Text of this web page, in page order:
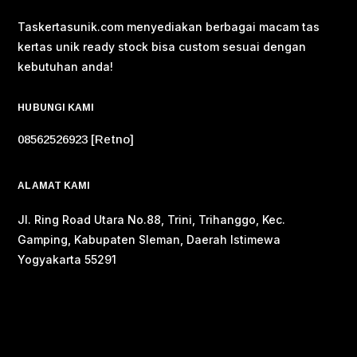
Taskertasunik.com menyediakan berbagai macam tas
kertas unik ready stock bisa custom sesuai dengan
kebutuhan anda!
HUBUNGI KAMI
08562526923 [Retno]
ALAMAT KAMI
Jl. Ring Road Utara No.88, Trini, Trihanggo, Kec.
Gamping, Kabupaten Sleman, Daerah Istimewa
Yogyakarta 55291